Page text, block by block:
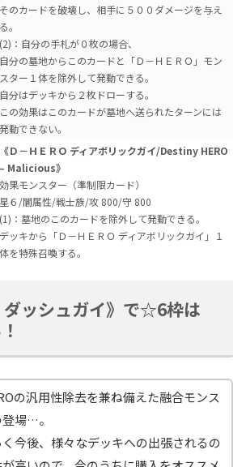
そのカードを破壊し、相手に５００ダメージを与え
る。
(2)：自分の手札が０枚の場合、
自分の墓地からこのカードと「Ｄ－ＨＥＲＯ」モン
スター１体を除外して発動できる。
自分はデッキから２枚ドローする。
この効果はこのカードが墓地へ送られたターンには
発動できない。
《Ｄ－ＨＥＲＯ ディアボリックガイ/Destiny HERO
– Malicious》
効果モンスター（準制限カード）
星６/闇属性/戦士族/攻 800/守 800
(1)：墓地のこのカードを除外して発動できる。
デッキから「Ｄ－ＨＥＲＯ ディアボリックガイ」１
体を特殊召喚する。
ダッシュガイ》で☆6枠は
の汎用性除去を兼ね備えた融合モンス
場…。
く今後、様々なデッキへの出張されるの